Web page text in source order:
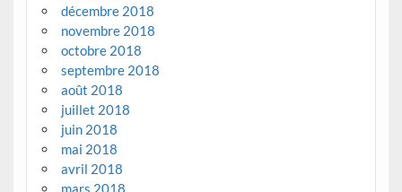
décembre 2018
novembre 2018
octobre 2018
septembre 2018
août 2018
juillet 2018
juin 2018
mai 2018
avril 2018
mars 2018